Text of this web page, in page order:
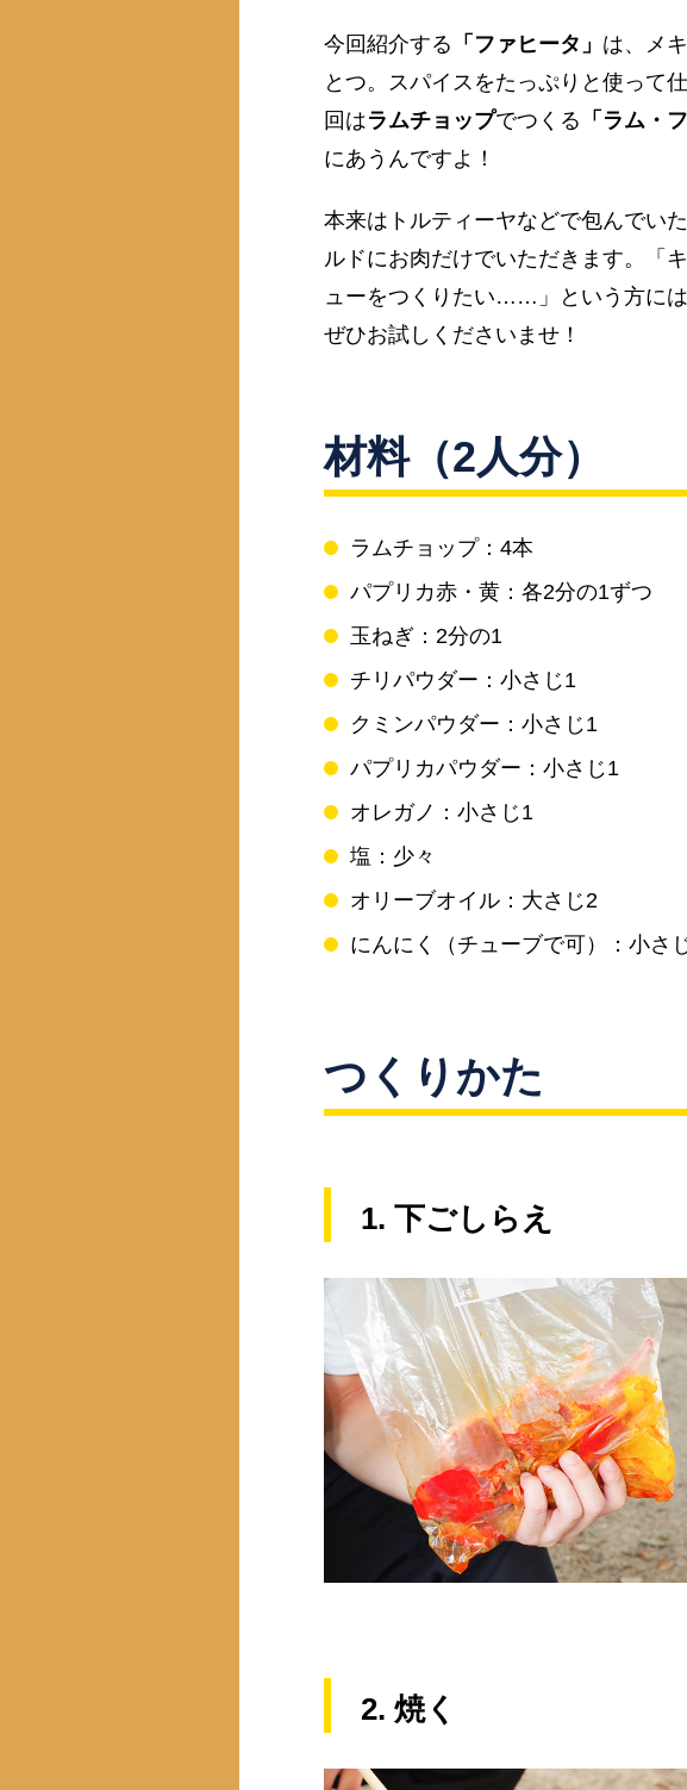
今回紹介する 「ファヒータ」 は、メ
とつ。スパイスをたっぷりと使って
回はラムチョップでつくる 「ラム・
にあうんですよ！
本来はトルティーヤなどで包んでい
ルドにお肉だけでいただきます。「
ューをつくりたい……」という方には
ぜひお試しくださいませ！
材料（2人分）
ラムチョップ：4本
パプリカ赤・黄：各2分の1ずつ
玉ねぎ：2分の1
チリパウダー：小さじ1
クミンパウダー：小さじ1
パプリカパウダー：小さじ1
オレガノ：小さじ1
塩：少々
オリーブオイル：大さじ2
にんにく（チューブで可）：小さ
つくりかた
1. 下ごしらえ
2. 焼く